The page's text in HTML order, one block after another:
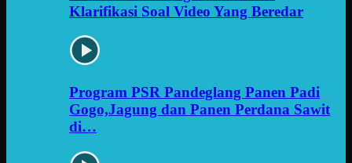
Klarifikasi Soal Video Yang Beredar
Program PSR Pandeglang Panen Padi
Gogo,Jagung dan Panen Perdana Sawit
di…